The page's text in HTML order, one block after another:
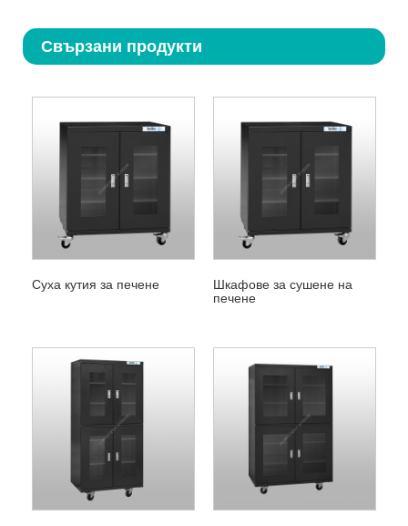
Свързани продукти
Суха кутия за печене
Шкафове за сушене на
печене